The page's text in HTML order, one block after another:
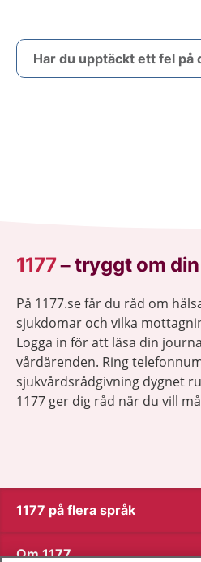
Har du upptäckt ett fel på
1177–tryggt om
På 1177.se får du råd om
sjukdomar och vilka
Logga in för att läsa din
vårdärenden. Ring
sjukvårdsrådgivning dygnet
1177 ger dig råd när du vill
1177 på flera språk
Om 1177